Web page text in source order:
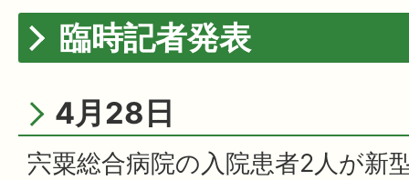
臨時記者発表
4月28日
宍粟総合病院の入院患者2人が新